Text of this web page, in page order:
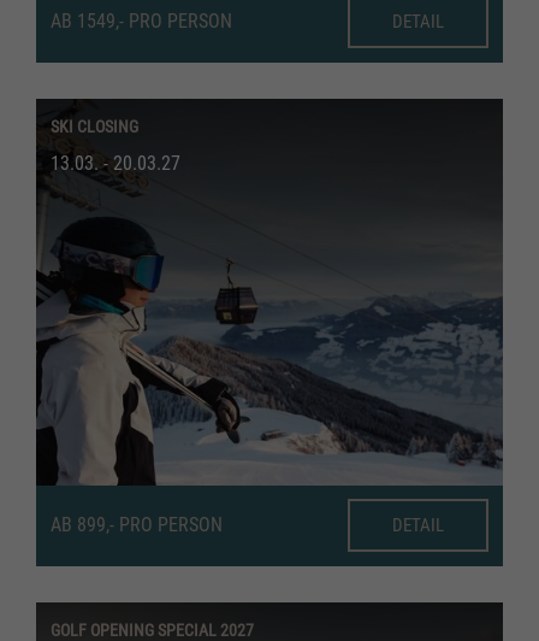
AB 1549,- PRO PERSON DETAIL
SKI CLOSING
13.03. - 20.03.27
AB 899,- PRO PERSON DETAIL
GOLF OPENING SPECIAL 2027